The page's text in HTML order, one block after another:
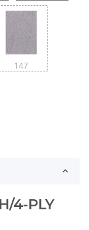
147
4-PLY